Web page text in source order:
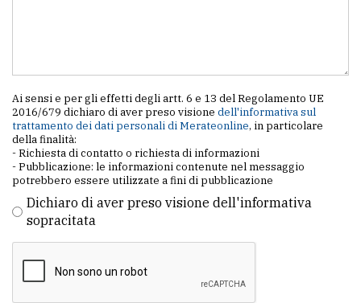
Ai sensi e per gli effetti degli artt. 6 e 13 del Regolamento UE
2016/679 dichiaro di aver preso visione dell'informativa sul
trattamento dei dati personali di Merateonline, in particolare
della finalità:
- Richiesta di contatto o richiesta di informazioni
- Pubblicazione: le informazioni contenute nel messaggio
potrebbero essere utilizzate a fini di pubblicazione
Dichiaro di aver preso visione dell'informativa
sopracitata